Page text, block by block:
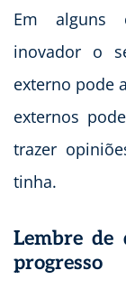
Em alguns
inovador o
externo pode
externos
trazer
tinha.
Lembre de
progresso